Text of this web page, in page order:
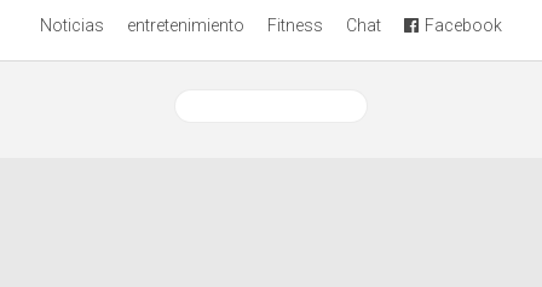
Noticias entretenimiento Fitness Chat Facebook